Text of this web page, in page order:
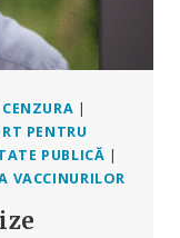
CENZURA |
PENTRU
PUBLICĂ |
VACCINURILOR